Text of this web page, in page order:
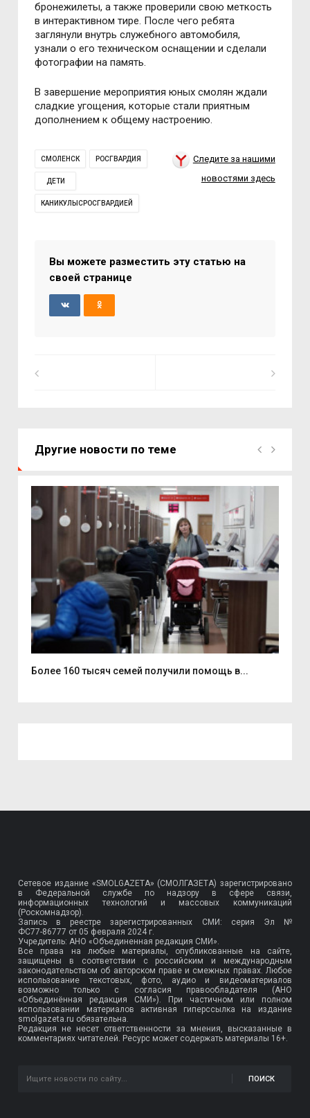
бронежилеты, а также проверили свою меткость
в интерактивном тире. После чего ребята
заглянули внутрь служебного автомобиля,
узнали о его техническом оснащении и сделали
фотографии на память.
В завершение мероприятия юных смолян ждали
сладкие угощения, которые стали приятным
дополнением к общему настроению.
СМОЛЕНСК РОСГВАРДИЯ
ДЕТИ
КАНИКУЛЫСРОСГВАРДИЕЙ
Следите за нашими
новостями здесь
Вы можете разместить эту статью на
своей странице
Другие новости по теме
Более 160 тысяч семей получили помощь в...
Сетевое издание «SMOLGAZETA» (СМОЛГАЗЕТА) зарегистрировано
в Федеральной службе по надзору в сфере связи,
информационных технологий и массовых коммуникаций
(Роскомнадзор).
Запись в реестре зарегистрированных СМИ: серия Эл №
ФС77-86777 от 05 февраля 2024 г.
Учредитель: АНО «Объединенная редакция СМИ».
Все права на любые материалы, опубликованные на сайте,
защищены в соответствии с российским и международным
законодательством об авторском праве и смежных правах. Любое
использование текстовых, фото, аудио и видеоматериалов
возможно только с согласия правообладателя (АНО
«Объединённая редакция СМИ»). При частичном или полном
использовании материалов активная гиперссылка на издание
smolgazeta.ru обязательна.
Редакция не несет ответственности за мнения, высказанные в
комментариях читателей. Ресурс может содержать материалы 16+.
ПОИСК